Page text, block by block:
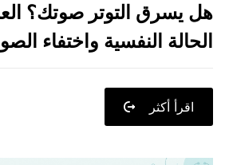
هل يسرق التوتر صوتك؟
الحالة النفسية واختفاء
اقرأ أكثر